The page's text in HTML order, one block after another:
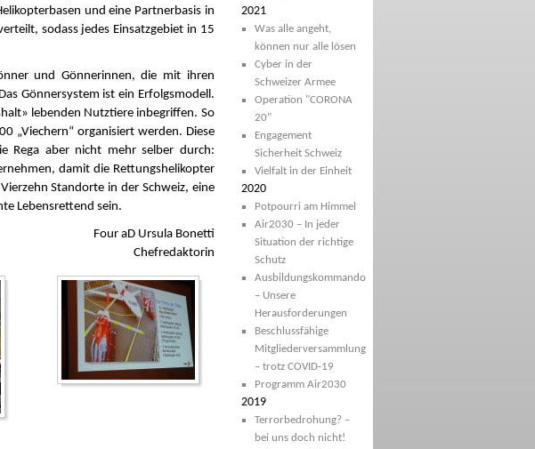
und eine Partnerbasis in
sodass jedes Einsatzgebiet in 15
und Gönnerinnen, die mit ihren
Gönnersystem ist ein Erfolgsmodell.
lebenden Nutztiere inbegriffen. So
„Viechern“ organisiert werden. Diese
Rega aber nicht mehr selber durch:
damit die Rettungshelikopter
Standorte in der Schweiz, eine
Lebensrettend sein.
Four aD Ursula Bonetti
Chefredaktorin
2021
Was alle angeht,
können nur alle lösen
Cyber in der
Schweizer Armee
Operation "CORONA
20"
Engagement
Sicherheit Schweiz
Vielfalt in der Einheit
2020
Potpourri am Himmel
Air2030 – In jeder
Situation der richtige
Schutz
Ausbildungskommando
– Unsere
Herausforderungen
Beschlussfähige
Mitgliederversammlung
– trotz COVID-19
Programm Air2030
2019
Terrorbedrohung? –
bei uns doch nicht!